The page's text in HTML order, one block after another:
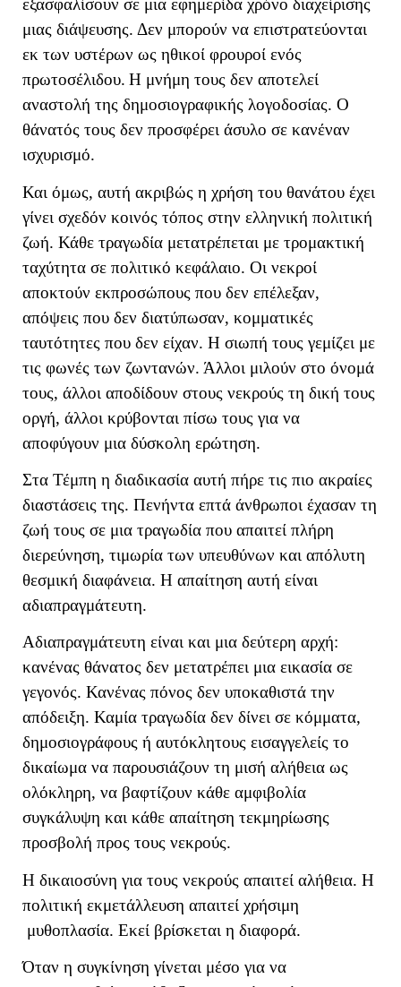
εξασφαλίσουν σε μια εφημερίδα χρόνο διαχείρισης
μιας διάψευσης. Δεν μπορούν να επιστρατεύονται
εκ των υστέρων ως ηθικοί φρουροί ενός
πρωτοσέλιδου. Η μνήμη τους δεν αποτελεί
αναστολή της δημοσιογραφικής λογοδοσίας. Ο
θάνατός τους δεν προσφέρει άσυλο σε κανέναν
ισχυρισμό.
Και όμως, αυτή ακριβώς η χρήση του θανάτου έχει
γίνει σχεδόν κοινός τόπος στην ελληνική πολιτική
ζωή. Κάθε τραγωδία μετατρέπεται με τρομακτική
ταχύτητα σε πολιτικό κεφάλαιο. Οι νεκροί
αποκτούν εκπροσώπους που δεν επέλεξαν,
απόψεις που δεν διατύπωσαν, κομματικές
ταυτότητες που δεν είχαν. Η σιωπή τους γεμίζει με
τις φωνές των ζωντανών. Άλλοι μιλούν στο όνομά
τους, άλλοι αποδίδουν στους νεκρούς τη δική τους
οργή, άλλοι κρύβονται πίσω τους για να
αποφύγουν μια δύσκολη ερώτηση.
Στα Τέμπη η διαδικασία αυτή πήρε τις πιο ακραίες
διαστάσεις της. Πενήντα επτά άνθρωποι έχασαν τη
ζωή τους σε μια τραγωδία που απαιτεί πλήρη
διερεύνηση, τιμωρία των υπευθύνων και απόλυτη
θεσμική διαφάνεια. Η απαίτηση αυτή είναι
αδιαπραγμάτευτη.
Αδιαπραγμάτευτη είναι και μια δεύτερη αρχή:
κανένας θάνατος δεν μετατρέπει μια εικασία σε
γεγονός. Κανένας πόνος δεν υποκαθιστά την
απόδειξη. Καμία τραγωδία δεν δίνει σε κόμματα,
δημοσιογράφους ή αυτόκλητους εισαγγελείς το
δικαίωμα να παρουσιάζουν τη μισή αλήθεια ως
ολόκληρη, να βαφτίζουν κάθε αμφιβολία
συγκάλυψη και κάθε απαίτηση τεκμηρίωσης
προσβολή προς τους νεκρούς.
Η δικαιοσύνη για τους νεκρούς απαιτεί αλήθεια. Η
πολιτική εκμετάλλευση απαιτεί χρήσιμη
μυθοπλασία. Εκεί βρίσκεται η διαφορά.
Όταν η συγκίνηση γίνεται μέσο για να